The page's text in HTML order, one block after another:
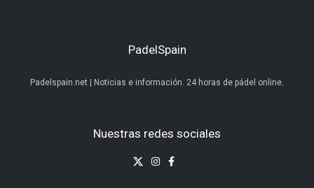
PadelSpain
Padelspain.net | Noticias e información. 24 horas de pádel online.
Nuestras redes sociales